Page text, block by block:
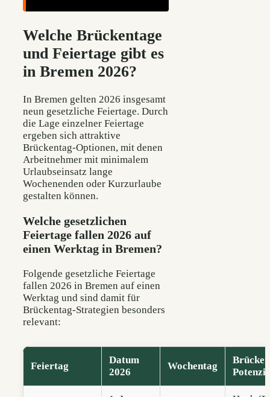
Welche Brückentage
und Feiertage gibt es
in Bremen 2026?
In Bremen gelten 2026 insgesamt
neun gesetzliche Feiertage. Durch
die Lage einzelner Feiertage
ergeben sich attraktive
Brückentag-Optionen, mit denen
Arbeitnehmer mit minimalem
Urlaubseinsatz lange
Wochenenden oder Kurzurlaube
gestalten können.
Welche gesetzlichen
Feiertage fallen 2026 auf
einen Werktag in Bremen?
Folgende gesetzliche Feiertage
fallen 2026 in Bremen auf einen
Werktag und sind damit für
Brückentag-Strategien besonders
relevant:
Feiertag
Datum
2026
Wochentag